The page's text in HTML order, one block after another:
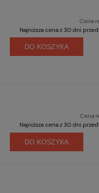
Cena
Najniższa cena z 30 dni
DO KOSZYKA
Cena
Najniższa cena z 30 dni
DO KOSZYKA